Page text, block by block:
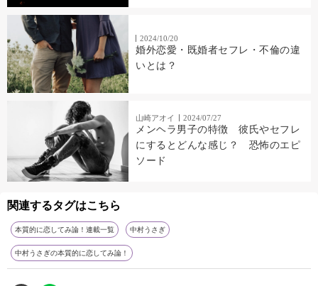
2024/10/20
婚外恋愛・既婚者セフレ・不倫の違
いとは？
山崎アオイ 2024/07/27
メンヘラ男子の特徴 彼氏やセフレ
にするとどんな感じ？ 恐怖のエピ
ソード
関連するタグはこちら
本質的に恋してみ論！連載一覧 中村うさぎ
中村うさぎの本質的に恋してみ論！